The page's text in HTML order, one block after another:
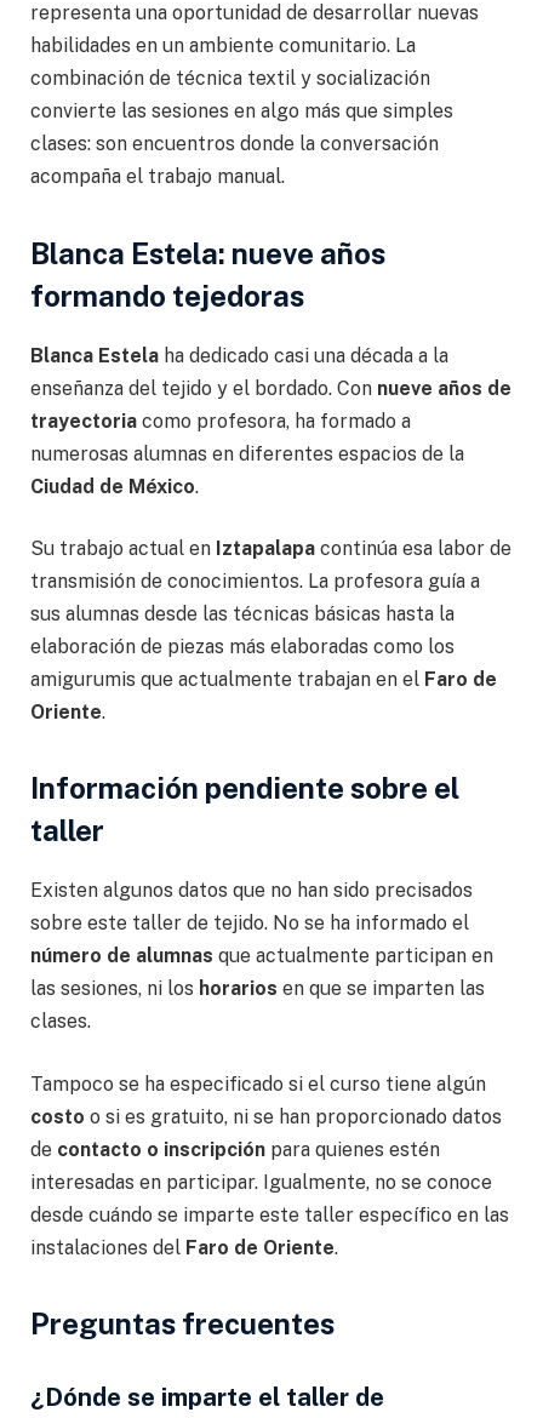
representa una oportunidad de desarrollar nuevas
habilidades en un ambiente comunitario. La
combinación de técnica textil y socialización
convierte las sesiones en algo más que simples
clases: son encuentros donde la conversación
acompaña el trabajo manual.
Blanca Estela: nueve años
formando tejedoras
Blanca Estela ha dedicado casi una década a la
enseñanza del tejido y el bordado. Con nueve años de
trayectoria como profesora, ha formado a
numerosas alumnas en diferentes espacios de la
Ciudad de México.
Su trabajo actual en Iztapalapa continúa esa labor de
transmisión de conocimientos. La profesora guía a
sus alumnas desde las técnicas básicas hasta la
elaboración de piezas más elaboradas como los
amigurumis que actualmente trabajan en el Faro de
Oriente.
Información pendiente sobre el
taller
Existen algunos datos que no han sido precisados
sobre este taller de tejido. No se ha informado el
número de alumnas que actualmente participan en
las sesiones, ni los horarios en que se imparten las
clases.
Tampoco se ha especificado si el curso tiene algún
costo o si es gratuito, ni se han proporcionado datos
de contacto o inscripción para quienes estén
interesadas en participar. Igualmente, no se conoce
desde cuándo se imparte este taller específico en las
instalaciones del Faro de Oriente.
Preguntas frecuentes
¿Dónde se imparte el taller de